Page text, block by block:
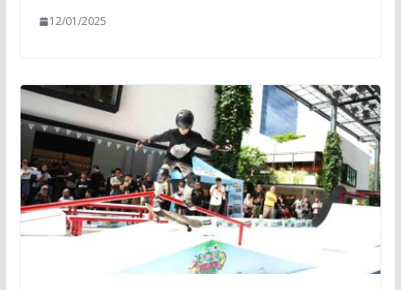
12/01/2025